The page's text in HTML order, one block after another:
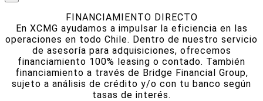
FINANCIAMIENTO DIRECTO
En XCMG ayudamos a impulsar la eficiencia en las
operaciones en todo Chile. Dentro de nuestro servicio
de asesoría para adquisiciones, ofrecemos
financiamiento 100% leasing o contado. También
financiamiento a través de Bridge Financial Group,
sujeto a análisis de crédito y/o con tu banco según
tasas de interés.